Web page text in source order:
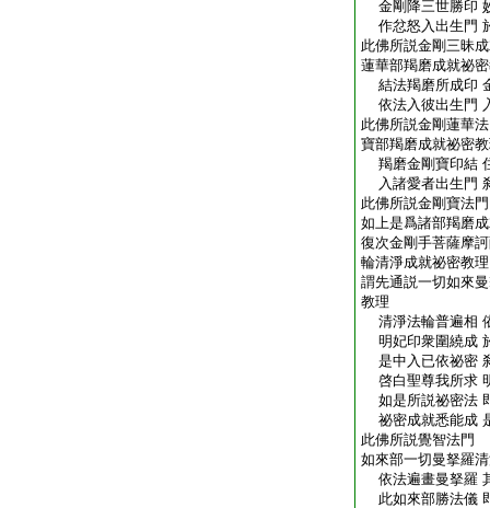
金剛降三世勝印
作忿怒入出生門
此佛所説金剛三昧
蓮華部羯磨成就祕
結法羯磨所成印
依法入彼出生門
此佛所説金剛蓮華
寶部羯磨成就祕密
羯磨金剛寶印結
入諸愛者出生門
此佛所説金剛寶法門
如上是爲諸部羯磨
復次金剛手菩薩摩
輪清淨成就祕密教理
謂先通説一切如來
教理
清淨法輪普遍相
明妃印衆圍繞成
是中入已依祕密
啓白聖尊我所求
如是所説祕密法
祕密成就悉能成
此佛所説覺智法門
如來部一切曼拏羅
依法遍畫曼拏羅
此如來部勝法儀